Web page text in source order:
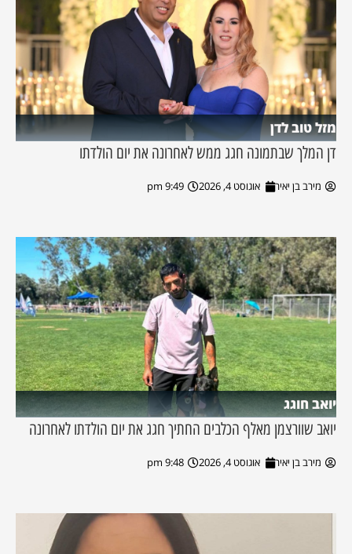
מזל טוב לדן
דן המלך שבתמונה חגג ממש לאחרונה את יום הולדתו
מירב בן יאיר אוגוסט 4, 2026 9:49 pm
יואב חוגג
יואב שוורצמן מאלף הכלבים החתיך חגג את יום הולדתו לאחרונה
מירב בן יאיר אוגוסט 4, 2026 9:48 pm